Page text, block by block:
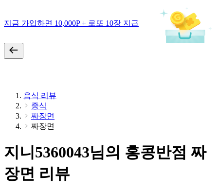
지금 가입하면 10,000P + 로또 10장 지급
음식 리뷰
중식
짜장면
짜장면
지니5360043님의 홍콩반점 짜
장면 리뷰